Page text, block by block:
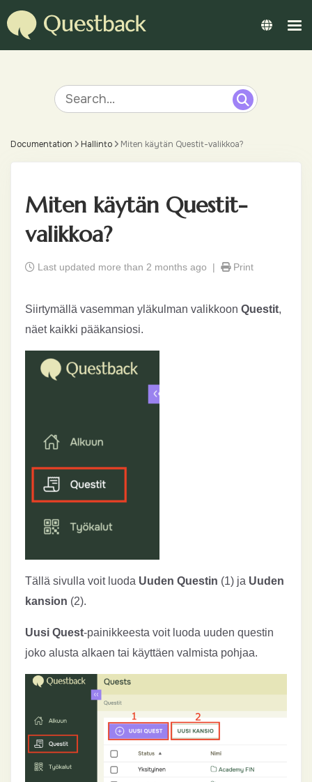
Documentation Hallinto Miten käytän Questit-valikkoa?
Miten käytän Questit-
valikkoa?
Last updated more than 2 months ago | Print
Siirtymällä vasemman yläkulman valikkoon Questit,
näet kaikki pääkansiosi.
Tällä sivulla voit luoda Uuden Questin (1) ja Uuden
kansion (2).
Uusi Quest-painikkeesta voit luoda uuden questin
joko alusta alkaen tai käyttäen valmista pohjaa.